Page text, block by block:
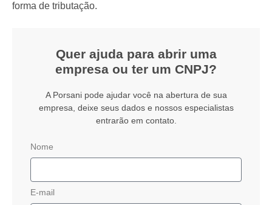
forma de tributação.
Quer ajuda para abrir uma
empresa ou ter um CNPJ?
A Porsani pode ajudar você na abertura de sua
empresa, deixe seus dados e nossos especialistas
entrarão em contato.
Nome
E-mail